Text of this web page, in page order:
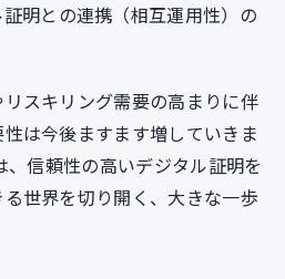
明との連携（相互運用性）の
スキリング需要の高まりに伴
は今後ますます増していきま
、信頼性の高いデジタル証明を
世界を切り開く、大きな一歩